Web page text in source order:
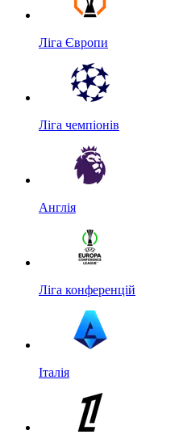
Ліга Європи
Ліга чемпіонів
Англія
Ліга конференцій
Італія